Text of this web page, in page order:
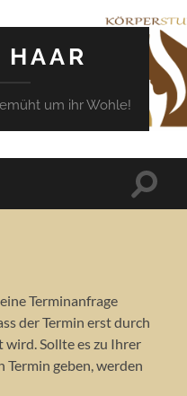
HAAR
um ihr Wohle!
Terminanfrage
der Termin erst durch
Sollte es zu Ihrer
geben, werden